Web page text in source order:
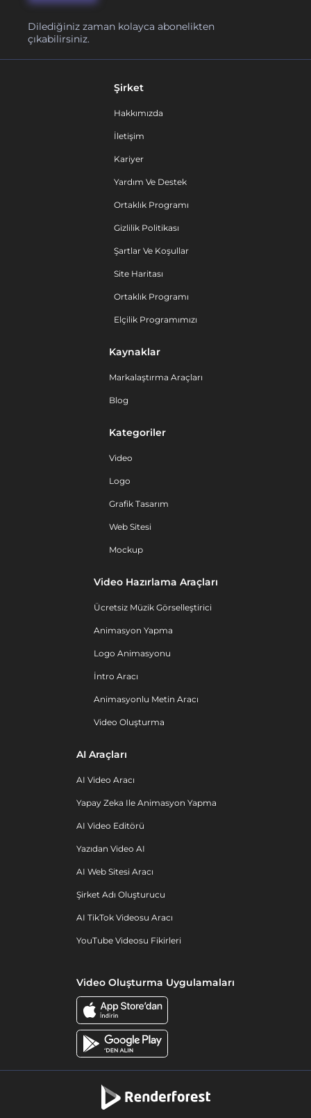
Dilediğiniz zaman kolayca abonelikten
çıkabilirsiniz.
Şirket
Hakkımızda
İletişim
Kariyer
Yardım Ve Destek
Ortaklık Programı
Gizlilik Politikası
Şartlar Ve Koşullar
Site Haritası
Ortaklık Programı
Elçilik Programımızı
Kaynaklar
Markalaştırma Araçları
Blog
Kategoriler
Video
Logo
Grafik Tasarım
Web Sitesi
Mockup
Video Hazırlama Araçları
Ücretsiz Müzik Görselleştirici
Animasyon Yapma
Logo Animasyonu
İntro Aracı
Animasyonlu Metin Aracı
Video Oluşturma
AI Araçları
AI Video Aracı
Yapay Zeka Ile Animasyon Yapma
AI Video Editörü
Yazıdan Video AI
AI Web Sitesi Aracı
Şirket Adı Oluşturucu
AI TikTok Videosu Aracı
YouTube Videosu Fikirleri
Video Oluşturma Uygulamaları